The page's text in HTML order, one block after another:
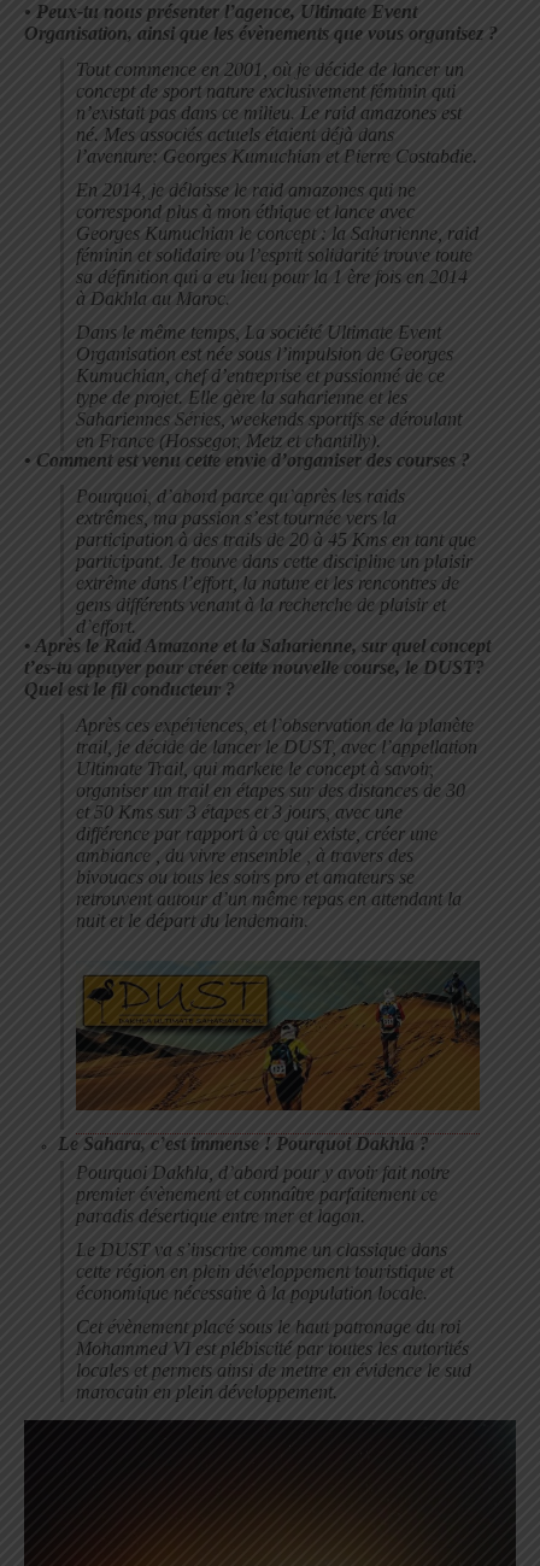
• Peux-tu nous présenter l’agence, Ultimate Event
Organisation, ainsi que les évènements que vous organisez ?
Tout commence en 2001, où je décide de lancer un
concept de sport nature exclusivement féminin qui
n’existait pas dans ce milieu. Le raid amazones est
né. Mes associés actuels étaient déjà dans
l’aventure: Georges Kumuchian et Pierre Costabdie.
En 2014, je délaisse le raid amazones qui ne
correspond plus à mon éthique et lance avec
Georges Kumuchian le concept : la Saharienne, raid
féminin et solidaire ou l’esprit solidarité trouve toute
sa définition qui a eu lieu pour la 1 ère fois en 2014
à Dakhla au Maroc.
Dans le même temps, La société Ultimate Event
Organisation est née sous l’impulsion de Georges
Kumuchian, chef d’entreprise et passionné de ce
type de projet. Elle gère la saharienne et les
Sahariennes Séries, weekends sportifs se déroulant
en France (Hossegor, Metz et chantilly).
• Comment est venu cette envie d’organiser des courses ?
Pourquoi, d’abord parce qu’après les raids
extrêmes, ma passion s’est tournée vers la
participation à des trails de 20 à 45 Kms en tant que
participant. Je trouve dans cette discipline un plaisir
extrême dans l’effort, la nature et les rencontres de
gens différents venant à la recherche de plaisir et
d’effort.
• Après le Raid Amazone et la Saharienne, sur quel concept
t’es-tu appuyer pour créer cette nouvelle course, le DUST?
Quel est le fil conducteur ?
Après ces expériences, et l’observation de la planète
trail, je décide de lancer le DUST, avec l’appellation
Ultimate Trail, qui markete le concept à savoir,
organiser un trail en étapes sur des distances de 30
et 50 Kms sur 3 étapes et 3 jours, avec une
différence par rapport à ce qui existe, créer une
ambiance , du vivre ensemble , à travers des
bivouacs ou tous les soirs pro et amateurs se
retrouvent autour d’un même repas en attendant la
nuit et le départ du lendemain.
Le Sahara, c’est immense ! Pourquoi Dakhla ?
Pourquoi Dakhla, d’abord pour y avoir fait notre
premier évènement et connaître parfaitement ce
paradis désertique entre mer et lagon.
Le DUST va s’inscrire comme un classique dans
cette région en plein développement touristique et
économique nécessaire à la population locale.
Cet évènement placé sous le haut patronage du roi
Mohammed VI est plébiscité par toutes les autorités
locales et permets ainsi de mettre en évidence le sud
marocain en plein développement.